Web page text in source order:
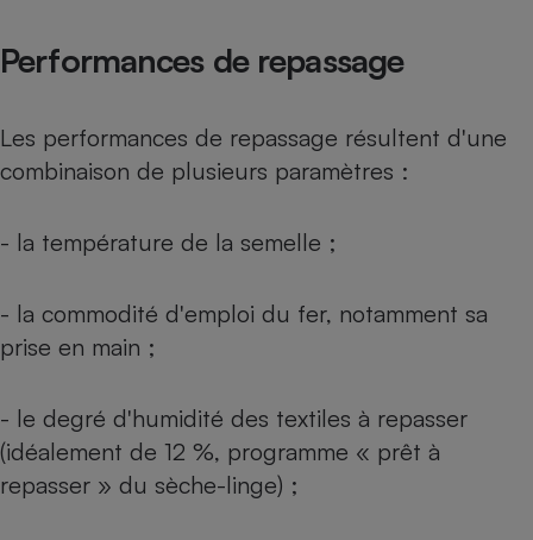
Performances de repassage
Les performances de repassage résultent d'une
combinaison de plusieurs paramètres :
- la température de la semelle ;
- la commodité d'emploi du fer, notamment sa
prise en main ;
- le degré d'humidité des textiles à repasser
(idéalement de 12 %, programme « prêt à
repasser » du sèche-linge) ;